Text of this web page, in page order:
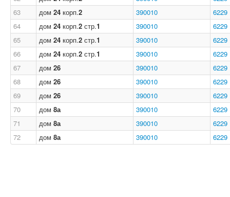
63
дом 24 корп.2 390010
6229
64
дом 24 корп.2 стр.1 390010
6229
65
дом 24 корп.2 стр.1 390010
6229
66
дом 24 корп.2 стр.1 390010
6229
67
дом 26 390010
6229
68
дом 26 390010
6229
69
дом 26 390010
6229
70
дом 8а 390010
6229
71
дом 8а 390010
6229
72
дом 8а 390010 6229